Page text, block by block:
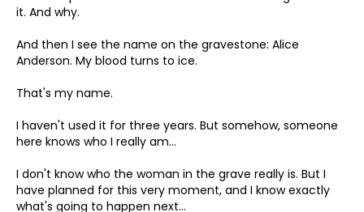
it. And why.
And then I see the name on the gravestone: Alice
Anderson. My blood turns to ice.
That's my name.
I haven't used it for three years. But somehow, someone
here knows who I really am...
I don't know who the woman in the grave really is. But I
have planned for this very moment, and I know exactly
what's going to happen next...